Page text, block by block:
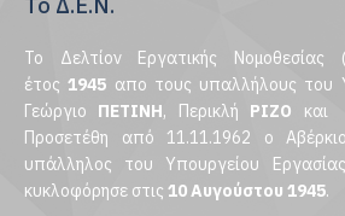
Το Δελτίον Εργατικής Νομοθεσίας
έτος1945 απο τους υπαλλήλους του
Γεώργιο ΠΕΤΙΝΗ, Περικλή ΡΙΖΟ και
Προσετέθη από 11.11.1962 ο
υπάλληλος του Υπουργείου
κυκλοφόρησε στις 10 Αυγούστου 1945.